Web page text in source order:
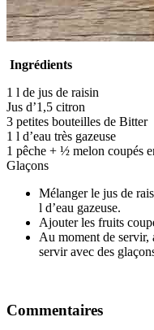
Ingrédients
1 l de jus de raisin
Jus d’1,5 citron
3 petites bouteilles de Bitter
1 l d’eau très gazeuse
1 pêche + ½ melon coupés
Glaçons
Mélanger le jus de
l d’eau gazeuse.
Ajouter les fruits
Au moment de servir,
servir avec des
Commentaires